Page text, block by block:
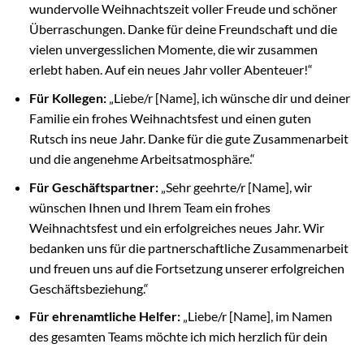
wundervolle Weihnachtszeit voller Freude und schöner
Überraschungen. Danke für deine Freundschaft und die
vielen unvergesslichen Momente, die wir zusammen
erlebt haben. Auf ein neues Jahr voller Abenteuer!“
Für Kollegen:„Liebe/r [Name], ich wünsche dir und deiner
Familie ein frohes Weihnachtsfest und einen guten
Rutsch ins neue Jahr. Danke für die gute Zusammenarbeit
und die angenehme Arbeitsatmosphäre.“
Für Geschäftspartner:„Sehr geehrte/r [Name], wir
wünschen Ihnen und Ihrem Team ein frohes
Weihnachtsfest und ein erfolgreiches neues Jahr. Wir
bedanken uns für die partnerschaftliche Zusammenarbeit
und freuen uns auf die Fortsetzung unserer erfolgreichen
Geschäftsbeziehung.“
Für ehrenamtliche Helfer:„Liebe/r [Name], im Namen
des gesamten Teams möchte ich mich herzlich für dein